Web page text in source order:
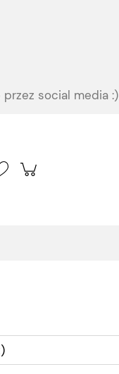
social media :)